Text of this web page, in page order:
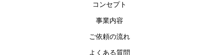
コンセプト
事業内容
ご依頼の流れ
よくある質問